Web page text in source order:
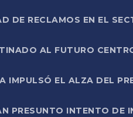
DE RECLAMOS EN EL
AL FUTURO
IMPULSÓ EL ALZA DEL
PRESUNTO INTENTO DE